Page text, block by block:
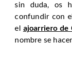
sin duda, os
confundir con
el ajoarriero de
nombre se